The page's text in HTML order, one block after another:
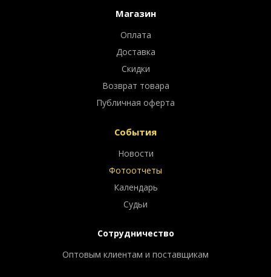
Магазин
Оплата
Доставка
Скидки
Возврат товара
Публичная оферта
События
Новости
Фотоотчеты
Календарь
Судьи
Сотрудничество
Оптовым клиентам и поставщикам